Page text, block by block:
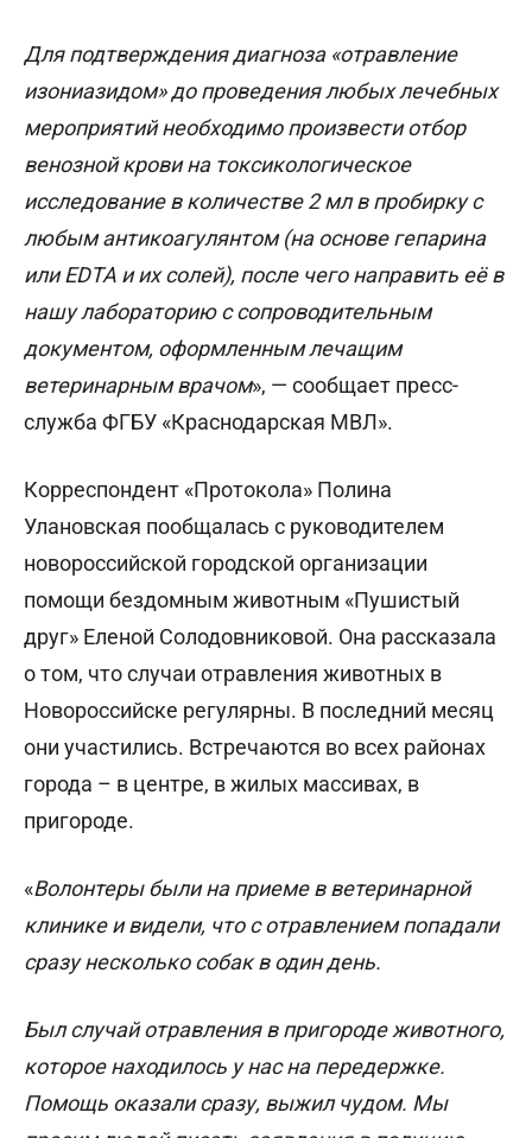
Для подтверждения диагноза «отравление
изониазидом» до проведения любых лечебных
мероприятий необходимо произвести отбор
венозной крови на токсикологическое
исследование в количестве 2 мл в пробирку с
любым антикоагулянтом (на основе гепарина
или EDTA и их солей), после чего направить её в
нашу лабораторию с сопроводительным
документом, оформленным лечащим
ветеринарным врачом», — сообщает пресс-
служба ФГБУ «Краснодарская МВЛ».
Корреспондент «Протокола» Полина
Улановская пообщалась с руководителем
новороссийской городской организации
помощи бездомным животным «Пушистый
друг» Еленой Солодовниковой. Она рассказала
о том, что случаи отравления животных в
Новороссийске регулярны. В последний месяц
они участились. Встречаются во всех районах
города – в центре, в жилых массивах, в
пригороде.
«Волонтеры были на приеме в ветеринарной
клинике и видели, что с отравлением попадали
сразу несколько собак в один день.
Был случай отравления в пригороде животного,
которое находилось у нас на передержке.
Помощь оказали сразу, выжил чудом. Мы